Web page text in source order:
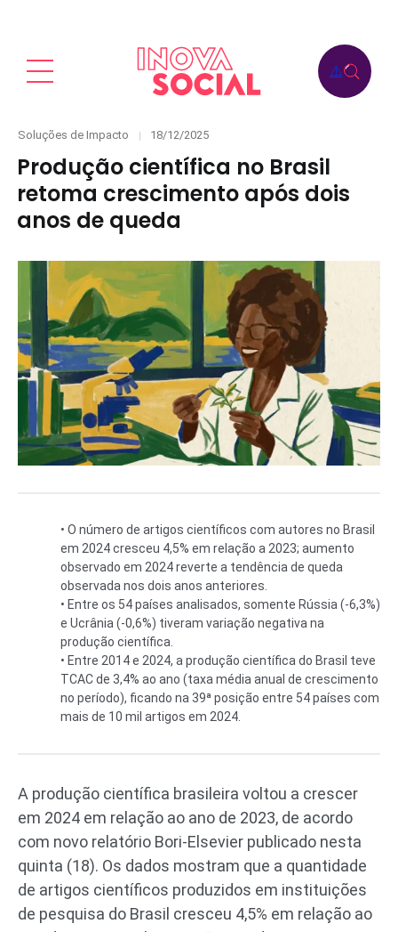
Categories
Soluções de Impacto
Posted
18/12/2025
Produção científica no Brasil
retoma crescimento após dois
anos de queda
• O número de artigos científicos com autores no Brasil
em 2024 cresceu 4,5% em relação a 2023; aumento
observado em 2024 reverte a tendência de queda
observada nos dois anos anteriores.
• Entre os 54 países analisados, somente Rússia (-6,3%)
e Ucrânia (-0,6%) tiveram variação negativa na
produção científica.
• Entre 2014 e 2024, a produção científica do Brasil teve
TCAC de 3,4% ao ano (taxa média anual de crescimento
no período), ficando na 39ª posição entre 54 países com
mais de 10 mil artigos em 2024.
A produção científica brasileira voltou a crescer
em 2024 em relação ao ano de 2023, de acordo
com novo relatório Bori-Elsevier publicado nesta
quinta (18). Os dados mostram que a quantidade
de artigos científicos produzidos em instituições
de pesquisa do Brasil cresceu 4,5% em relação ao